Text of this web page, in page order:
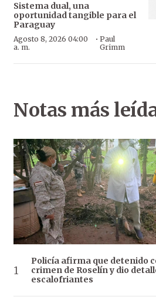
Sistema dual, una
oportunidad tangible para el
Paraguay
Agosto 8, 2026 04:00
a. m.
·Paul
Grimm
Notas más
Policía afirma que detenido
crimen de Roselín y dio
escalofriantes